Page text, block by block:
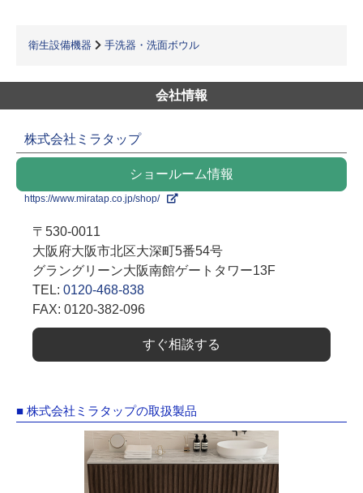
衛生設備機器 手洗器・洗面ボウル
会社情報
株式会社ミラタップ
ショールーム情報
https://www.miratap.co.jp/shop/
〒530-0011
大阪府大阪市北区大深町5番54号
グラングリーン大阪南館ゲートタワー13F
TEL: 0120-468-838
FAX: 0120-382-096
すぐ相談する
■ 株式会社ミラタップの取扱製品